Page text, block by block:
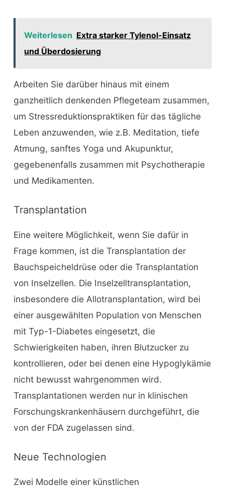
Weiterlesen Extra starker Tylenol-Einsatz
und Überdosierung
Arbeiten Sie darüber hinaus mit einem
ganzheitlich denkenden Pflegeteam zusammen,
um Stressreduktionspraktiken für das tägliche
Leben anzuwenden, wie z.B. Meditation, tiefe
Atmung, sanftes Yoga und Akupunktur,
gegebenenfalls zusammen mit Psychotherapie
und Medikamenten.
Transplantation
Eine weitere Möglichkeit, wenn Sie dafür in
Frage kommen, ist die Transplantation der
Bauchspeicheldrüse oder die Transplantation
von Inselzellen. Die Inselzelltransplantation,
insbesondere die Allotransplantation, wird bei
einer ausgewählten Population von Menschen
mit Typ-1-Diabetes eingesetzt, die
Schwierigkeiten haben, ihren Blutzucker zu
kontrollieren, oder bei denen eine Hypoglykämie
nicht bewusst wahrgenommen wird.
Transplantationen werden nur in klinischen
Forschungskrankenhäusern durchgeführt, die
von der FDA zugelassen sind.
Neue Technologien
Zwei Modelle einer künstlichen